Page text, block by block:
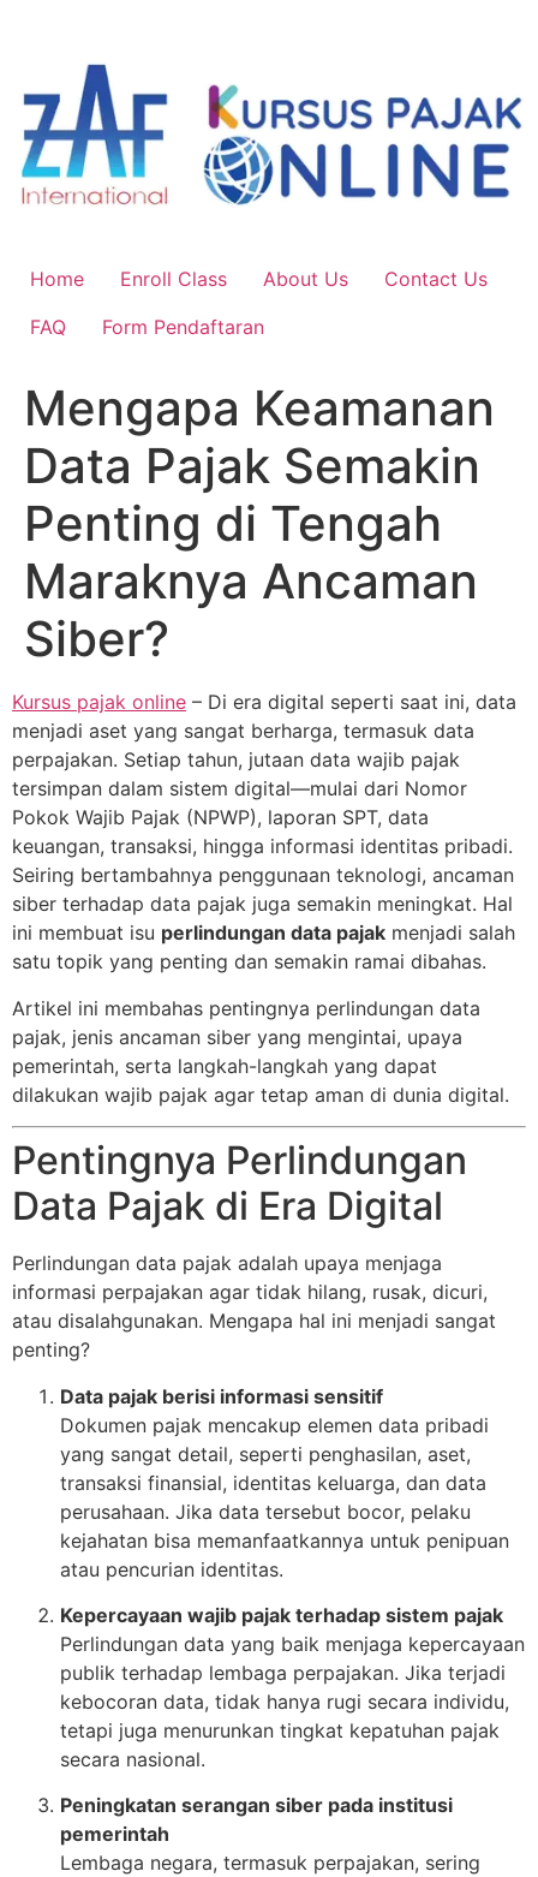
Home Enroll Class About Us
Contact Us
FAQ
Form Pendaftaran
Mengapa Keamanan
Data Pajak Semakin
Penting di Tengah
Maraknya Ancaman
Siber?
Kursus pajak online – Di era digital seperti saat ini, data
menjadi aset yang sangat berharga, termasuk data
perpajakan. Setiap tahun, jutaan data wajib pajak
tersimpan dalam sistem digital—mulai dari Nomor
Pokok Wajib Pajak (NPWP), laporan SPT, data
keuangan, transaksi, hingga informasi identitas pribadi.
Seiring bertambahnya penggunaan teknologi, ancaman
siber terhadap data pajak juga semakin meningkat. Hal
ini membuat isu perlindungan data pajak menjadi salah
satu topik yang penting dan semakin ramai dibahas.
Artikel ini membahas pentingnya perlindungan data
pajak, jenis ancaman siber yang mengintai, upaya
pemerintah, serta langkah-langkah yang dapat
dilakukan wajib pajak agar tetap aman di dunia digital.
Pentingnya Perlindungan
Data Pajak di Era Digital
Perlindungan data pajak adalah upaya menjaga
informasi perpajakan agar tidak hilang, rusak, dicuri,
atau disalahgunakan. Mengapa hal ini menjadi sangat
penting?
Data pajak berisi informasi sensitif
Dokumen pajak mencakup elemen data pribadi
yang sangat detail, seperti penghasilan, aset,
transaksi finansial, identitas keluarga, dan data
perusahaan. Jika data tersebut bocor, pelaku
kejahatan bisa memanfaatkannya untuk penipuan
atau pencurian identitas.
Kepercayaan wajib pajak terhadap sistem pajak
Perlindungan data yang baik menjaga kepercayaan
publik terhadap lembaga perpajakan. Jika terjadi
kebocoran data, tidak hanya rugi secara individu,
tetapi juga menurunkan tingkat kepatuhan pajak
secara nasional.
Peningkatan serangan siber pada institusi
pemerintah
Lembaga negara, termasuk perpajakan, sering